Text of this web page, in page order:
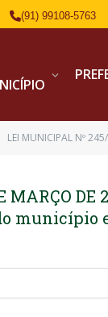
(91) 99108-5763
LEI MUNICIPAL Nº 245/
MARÇO
município